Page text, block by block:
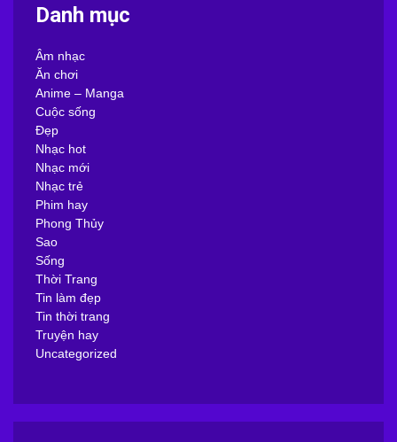
Danh mục
Âm nhạc
Ăn chơi
Anime – Manga
Cuộc sống
Đẹp
Nhạc hot
Nhạc mới
Nhạc trẻ
Phim hay
Phong Thủy
Sao
Sống
Thời Trang
Tin làm đẹp
Tin thời trang
Truyện hay
Uncategorized